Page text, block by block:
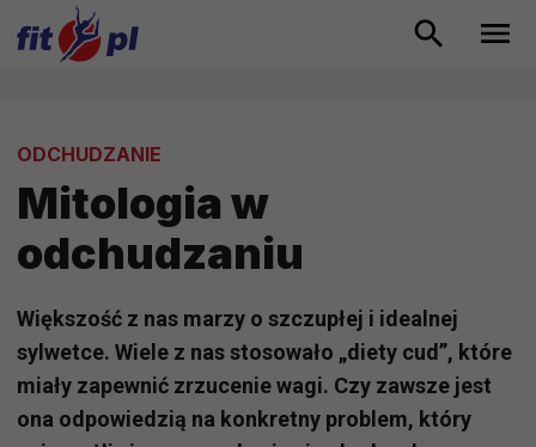
ODCHUDZANIE
Mitologia w
odchudzaniu
Większość z nas marzy o szczupłej i idealnej
sylwetce. Wiele z nas stosowało „diety cud”, które
miały zapewnić zrzucenie wagi. Czy zawsze jest
ona odpowiedzią na konkretny problem, który